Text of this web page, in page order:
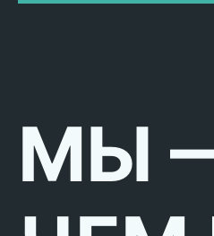
МЫ